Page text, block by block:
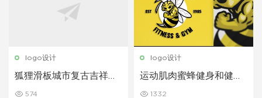
logo设计
狐狸滑板城市复古吉祥物
574
logo设计
运动肌肉蜜蜂健身和健身
1332